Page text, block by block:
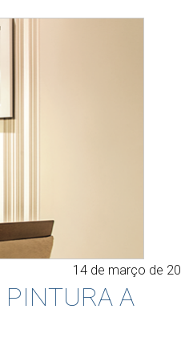
14 de março de
PINTURA A